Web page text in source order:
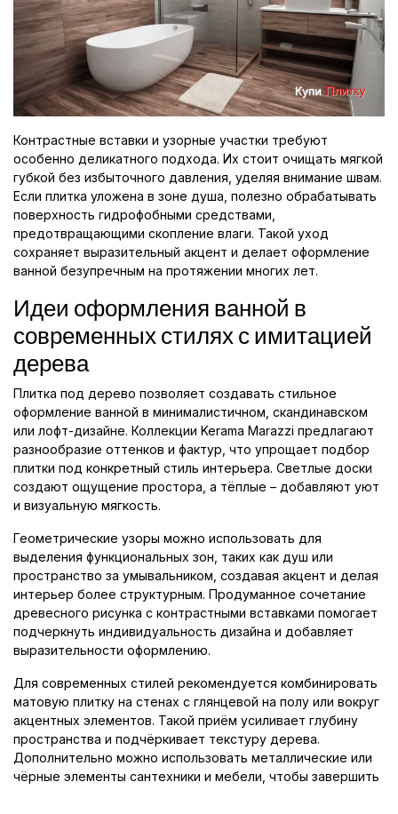
Контрастные вставки и узорные участки требуют
особенно деликатного подхода. Их стоит очищать мягкой
губкой без избыточного давления, уделяя внимание швам.
Если плитка уложена в зоне душа, полезно обрабатывать
поверхность гидрофобными средствами,
предотвращающими скопление влаги. Такой уход
сохраняет выразительный акцент и делает оформление
ванной безупречным на протяжении многих лет.
Идеи оформления ванной в
современных стилях с имитацией
дерева
Плитка под дерево позволяет создавать стильное
оформление ванной в минималистичном, скандинавском
или лофт-дизайне. Коллекции Kerama Marazzi предлагают
разнообразие оттенков и фактур, что упрощает подбор
плитки под конкретный стиль интерьера. Светлые доски
создают ощущение простора, а тёплые – добавляют уют
и визуальную мягкость.
Геометрические узоры можно использовать для
выделения функциональных зон, таких как душ или
пространство за умывальником, создавая акцент и делая
интерьер более структурным. Продуманное сочетание
древесного рисунка с контрастными вставками помогает
подчеркнуть индивидуальность дизайна и добавляет
выразительности оформлению.
Для современных стилей рекомендуется комбинировать
матовую плитку на стенах с глянцевой на полу или вокруг
акцентных элементов. Такой приём усиливает глубину
пространства и подчёркивает текстуру дерева.
Дополнительно можно использовать металлические или
чёрные элементы сантехники и мебели, чтобы завершить